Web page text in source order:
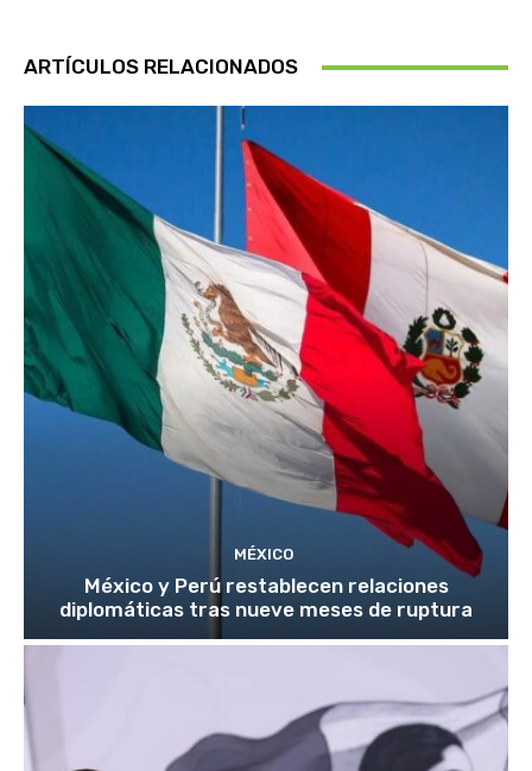
ARTÍCULOS RELACIONADOS
MÉXICO
México y Perú restablecen relaciones
diplomáticas tras nueve meses de ruptura